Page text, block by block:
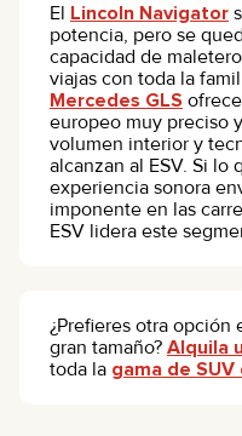
El Lincoln Navigator
potencia, pero se
capacidad de
viajas con toda la
Mercedes GLS
europeo muy preciso
volumen interior y
alcanzan al ESV. Si lo
experiencia sonora
imponente en las
ESV lidera este
¿Prefieres otra opción
gran tamaño? Alquila
toda la gama de